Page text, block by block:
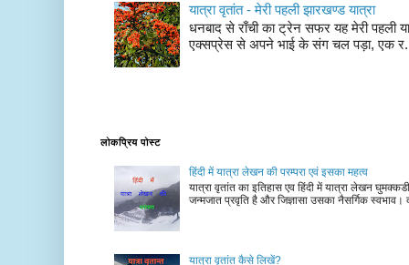
यात्रा वृतांत - मेरी पहली झारखण्ड यात्रा
धनबाद से राँची का ट्रेन सफर यह मेरी पहली
एक्सप्रेस से अपने भाई के संग चल पड़ा, एक
लोकप्रिय पोस्ट
हिंदी में यात्रा लेखन की परम्परा एवं इसका महत्व
यात्रा वृतांत का इतिहास एव हिंदी में यात्रा लेखन
जन्मजात प्रवृति है और जिज्ञासा उसका नैसर्गिक स्वभाव।
यात्रा वृतांत कैसे लिखें?